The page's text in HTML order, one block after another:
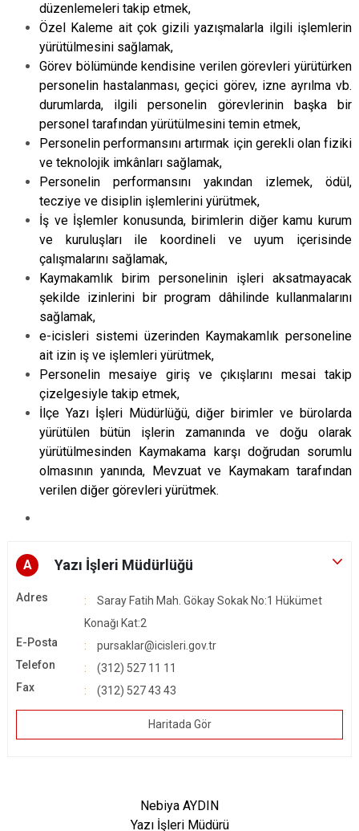
düzenlemeleri takip etmek,
Özel Kaleme ait çok gizili yazışmalarla ilgili işlemlerin
yürütülmesini sağlamak,
Görev bölümünde kendisine verilen görevleri yürütürken
personelin hastalanması, geçici görev, izne ayrılma vb.
durumlarda, ilgili personelin görevlerinin başka bir
personel tarafından yürütülmesini temin etmek,
Personelin performansını artırmak için gerekli olan fiziki
ve teknolojik imkânları sağlamak,
Personelin performansını yakından izlemek, ödül,
tecziye ve disiplin işlemlerini yürütmek,
İş ve İşlemler konusunda, birimlerin diğer kamu kurum
ve kuruluşları ile koordineli ve uyum içerisinde
çalışmalarını sağlamak,
Kaymakamlık birim personelinin işleri aksatmayacak
şekilde izinlerini bir program dâhilinde kullanmalarını
sağlamak,
e-icisleri sistemi üzerinden Kaymakamlık personeline
ait izin iş ve işlemleri yürütmek,
Personelin mesaiye giriş ve çıkışlarını mesai takip
çizelgesiyle takip etmek,
İlçe Yazı İşleri Müdürlüğü, diğer birimler ve bürolarda
yürütülen bütün işlerin zamanında ve doğu olarak
yürütülmesinden Kaymakama karşı doğrudan sorumlu
olmasının yanında, Mevzuat ve Kaymakam tarafından
verilen diğer görevleri yürütmek.
A Yazı İşleri Müdürlüğü
Adres
Saray Fatih Mah. Gökay Sokak No:1 Hükümet
Konağı Kat:2
E-Posta
pursaklar@icisleri.gov.tr
Telefon
(312) 527 11 11
Fax
(312) 527 43 43
Haritada Gör
Nebiya AYDIN
Yazı İşleri Müdürü